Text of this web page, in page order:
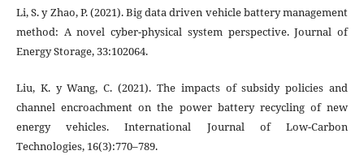
Li, S. y Zhao, P. (2021). Big data driven vehicle battery management
method: A novel cyber-physical system perspective. Journal of
Energy Storage, 33:102064.
Liu, K. y Wang, C. (2021). The impacts of subsidy policies and
channel encroachment on the power battery recycling of new
energy vehicles. International Journal of Low-Carbon
Technologies, 16(3):770–789.